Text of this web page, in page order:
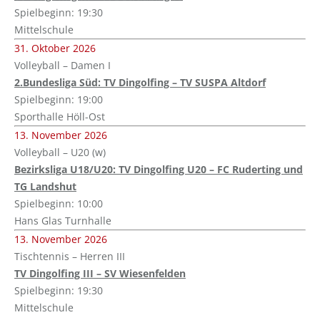
Spielbeginn: 19:30
Mittelschule
31. Oktober 2026
Volleyball – Damen I
2.Bundesliga Süd: TV Dingolfing – TV SUSPA Altdorf
Spielbeginn: 19:00
Sporthalle Höll-Ost
13. November 2026
Volleyball – U20 (w)
Bezirksliga U18/U20: TV Dingolfing U20 – FC Ruderting und
TG Landshut
Spielbeginn: 10:00
Hans Glas Turnhalle
13. November 2026
Tischtennis – Herren III
TV Dingolfing III – SV Wiesenfelden
Spielbeginn: 19:30
Mittelschule